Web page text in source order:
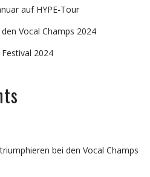
auf HYPE-Tour
Vocal Champs 2024
2024
bei den Vocal Champs